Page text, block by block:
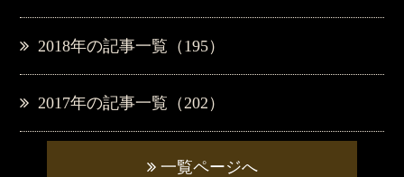
2018年の記事一覧（195）
2017年の記事一覧（202）
一覧ページへ